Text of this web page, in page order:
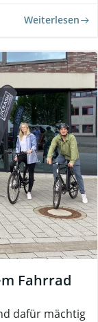
Weiterlesen
Fahrrad
dafür mächtig